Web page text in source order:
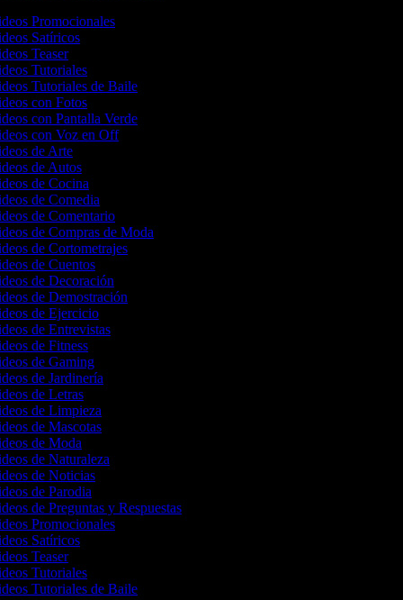
Promocionales
Satíricos
Teaser
Tutoriales
Tutoriales de Baile
con Fotos
con Pantalla Verde
con Voz en Off
de Arte
de Autos
de Cocina
de Comedia
de Comentario
de Compras de Moda
de Cortometrajes
de Cuentos
de Decoración
de Demostración
de Ejercicio
de Entrevistas
de Fitness
de Gaming
de Jardinería
de Letras
de Limpieza
de Mascotas
de Moda
de Naturaleza
de Noticias
de Parodia
de Preguntas y Respuestas
Promocionales
Satíricos
Teaser
Tutoriales
Tutoriales de Baile